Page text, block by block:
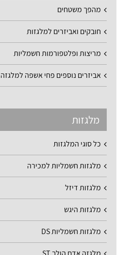
מהפך משטחים
חובקים ואביזרים למלגזות
מריצות ופלטפורמות חשמליות
אביזרים נוספים פחי אשפה
מלגזות
כל סוגי המלגזות
מלגזות חשמליות למכירה
מלגזות דיזל
מלגזות היגש
מלגזות חשמליות DS